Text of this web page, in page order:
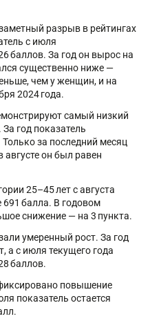
разрыв в рейтингах
с июля
баллов. За год он вырос на
существенно ниже —
чем у женщин, и на
2024 года.
самый низкий
год показатель
за последний месяц
августе он был равен
25–45 лет с августа
691 балла. В годовом
снижение — на 3 пункта.
умеренный рост. За год
а с июля текущего года
баллов.
повышение
показатель остается